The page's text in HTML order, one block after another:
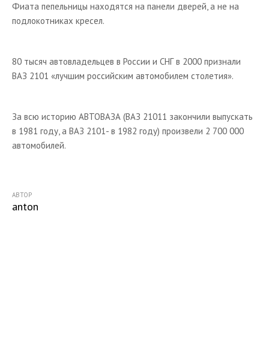
Фиата пепельницы находятся на панели дверей, а не на
подлокотниках кресел.
80 тысяч автовладельцев в России и СНГ в 2000 признали
ВАЗ 2101 «лучшим российским автомобилем столетия».
За всю историю АВТОВАЗА (ВАЗ 21011 закончили выпускать
в 1981 году, а ВАЗ 2101- в 1982 году) произвели 2 700 000
автомобилей.
АВТОР
anton